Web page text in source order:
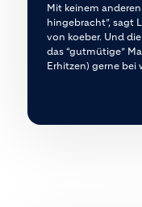
Mit keinem
hingebracht”, sagt
von koeber. Und
das “gutmütige”
Erhitzen) gerne bei